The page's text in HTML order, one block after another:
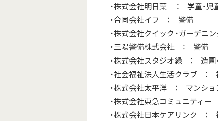
・株式会社明日葉 ： 学童・児
・合同会社イフ ： 警備
・株式会社クイック・ガーデ
・三陽警備株式会社 ： 警備
・株式会社スタジオ緑 ： 造園
・社会福祉法人生活クラブ ：
・株式会社太平洋 ： マンショ
・株式会社東急コミュニティ
・株式会社日本ケアリンク ：